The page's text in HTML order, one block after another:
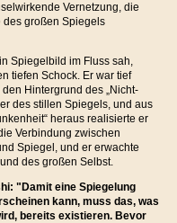
Vernetzung, die
des großen Spiegels
Spiegelbild im Fluss sah,
tiefen Schock. Er war tief
Hintergrund des „Nicht-
des stillen Spiegels, und aus
heraus realisierte er
Verbindung zwischen
Spiegel, und er erwachte
des großen Selbst.
"Damit eine Spiegelung
kann, muss das, was
bereits existieren. Bevor